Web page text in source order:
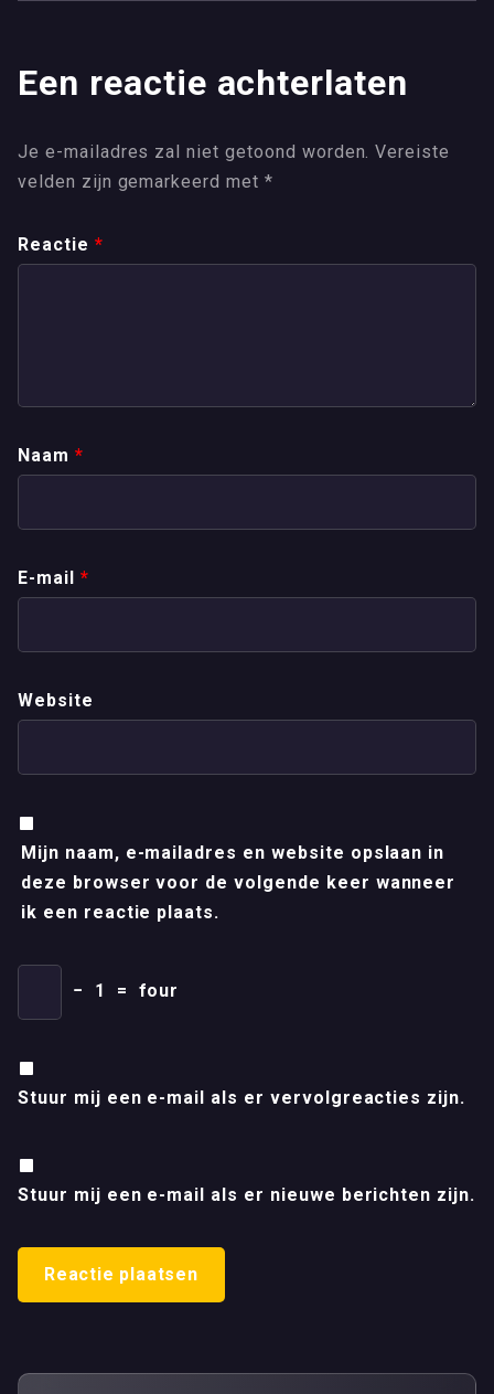
Een reactie achterlaten
Je e-mailadres zal niet getoond worden. Vereiste
velden zijn gemarkeerd met *
Reactie *
Naam *
E-mail *
Website
Mijn naam, e-mailadres en website opslaan in
deze browser voor de volgende keer wanneer
ik een reactie plaats.
− 1 = four
Stuur mij een e-mail als er vervolgreacties zijn.
Stuur mij een e-mail als er nieuwe berichten zijn.